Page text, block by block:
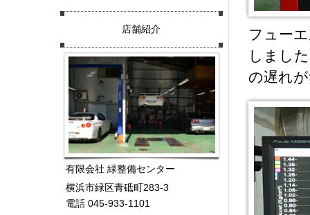
フュー
しまし
の遅れ
店舗紹介
有限会社 緑整備センター
横浜市緑区青砥町283-3
電話 045-933-1101